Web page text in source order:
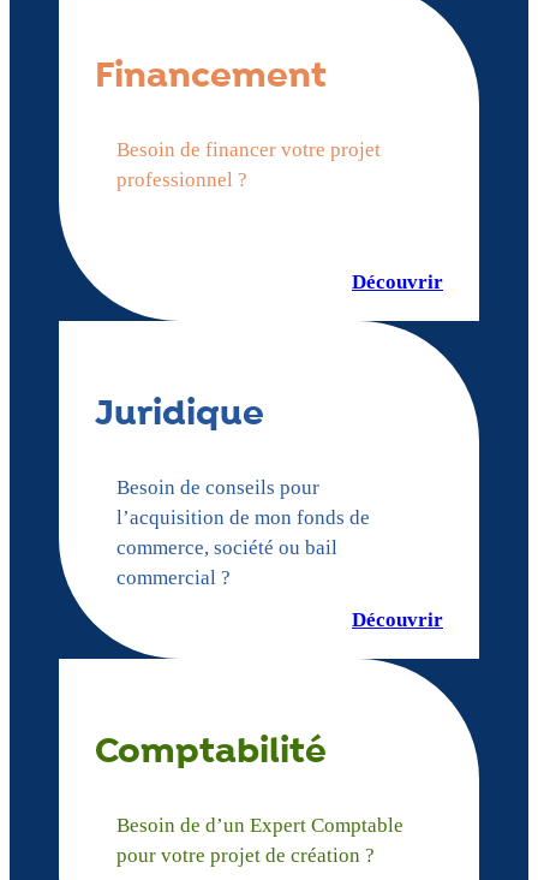
Financement
Besoin de financer votre projet
professionnel ?
Découvrir
Juridique
Besoin de conseils pour
l’acquisition de mon fonds de
commerce, société ou bail
commercial ?
Découvrir
Comptabilité
Besoin de d’un Expert Comptable
pour votre projet de création ?